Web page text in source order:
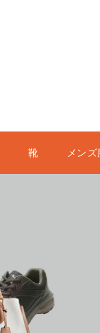
靴 メンズ